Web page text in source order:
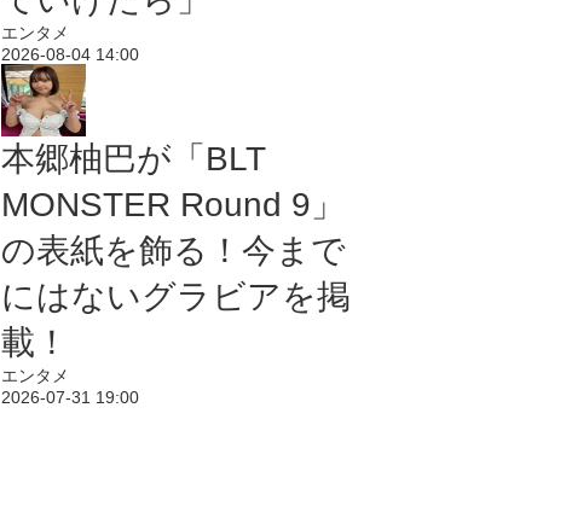
エンタメ
2026-08-04 14:00
本郷柚巴が「BLT
MONSTER Round 9」
の表紙を飾る！今まで
にはないグラビアを掲
載！
エンタメ
2026-07-31 19:00